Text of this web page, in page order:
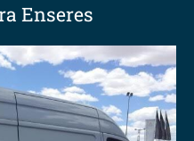
Enseres